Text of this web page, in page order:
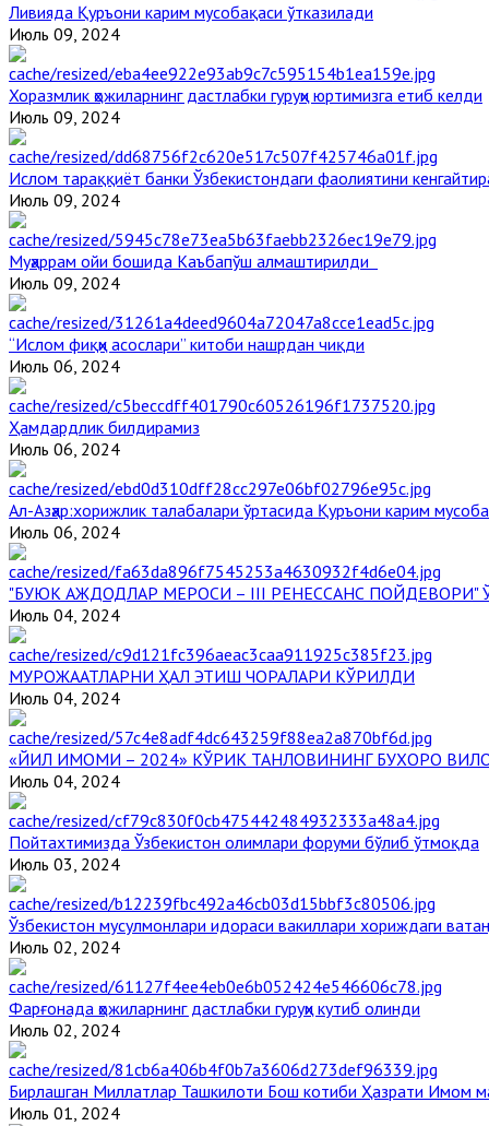
Ливияда Қуръони карим мусобақаси ўтказилади
Июль 09, 2024
Хоразмлик ҳожиларнинг дастлабки гуруҳи юртимизга етиб келди
Июль 09, 2024
Ислом тараққиёт банки Ўзбекистондаги фаолиятини
Июль 09, 2024
Муҳаррам ойи бошида Каъбапўш алмаштирилди
Июль 09, 2024
“Ислом фиқҳи асослари” китоби нашрдан чиқди
Июль 06, 2024
Ҳамдардлик билдирамиз
Июль 06, 2024
Aл-Aзҳар:хорижлик талабалари ўртасида Қуръони карим
Июль 06, 2024
"БУЮК АЖДОДЛАР МЕРОСИ – III РЕНЕССАНС
Июль 04, 2024
МУРОЖААТЛАРНИ ҲАЛ ЭТИШ ЧОРАЛАРИ КЎРИЛДИ
Июль 04, 2024
«ЙИЛ ИМОМИ – 2024» КЎРИК ТАНЛОВИНИНГ БУХОРО
Июль 04, 2024
Пойтахтимизда Ўзбекистон олимлари форуми бўлиб ўтмоқда
Июль 03, 2024
Ўзбекистон мусулмонлари идораси вакиллари хориждаги
Июль 02, 2024
Фарғонада ҳожиларнинг дастлабки гуруҳи кутиб олинди
Июль 02, 2024
Бирлашган Миллатлар Ташкилоти Бош котиби Ҳазрати Имом
Июль 01, 2024